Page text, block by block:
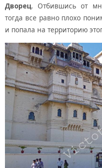
Дворец. Отбившись от
тогда все равно плохо
и попала на территорию